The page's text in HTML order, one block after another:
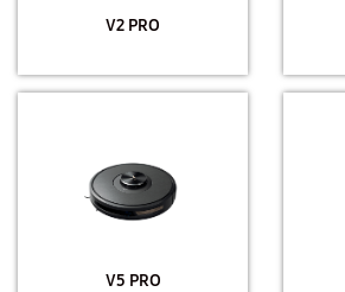
V2 PRO
V5 PRO